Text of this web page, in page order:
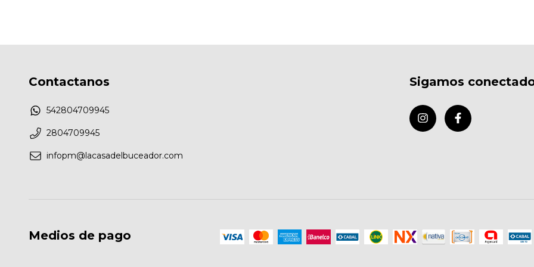
Contactanos
542804709945
2804709945
infopm@lacasadelbuceador.com
Sigamos
Medios de pago